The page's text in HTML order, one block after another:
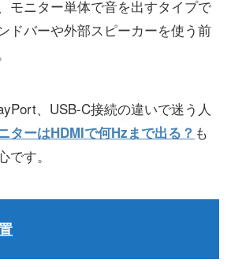
モニター単体で音を出すタイプで
ドバーや外部スピーカーを使う前
、USB-C接続の違いで迷う人
ターはHDMIで何Hzまで出る？ も
す。